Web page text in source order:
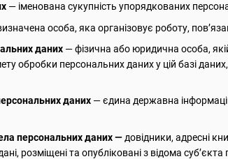
— іменована сукупність упорядкованих
особа, яка організовує роботу,
даних — фізична або юридична особа,
обробки персональних даних у цій базі
даних — єдина державна
персональних даних — довідники, адресні
розміщені та опубліковані з відома